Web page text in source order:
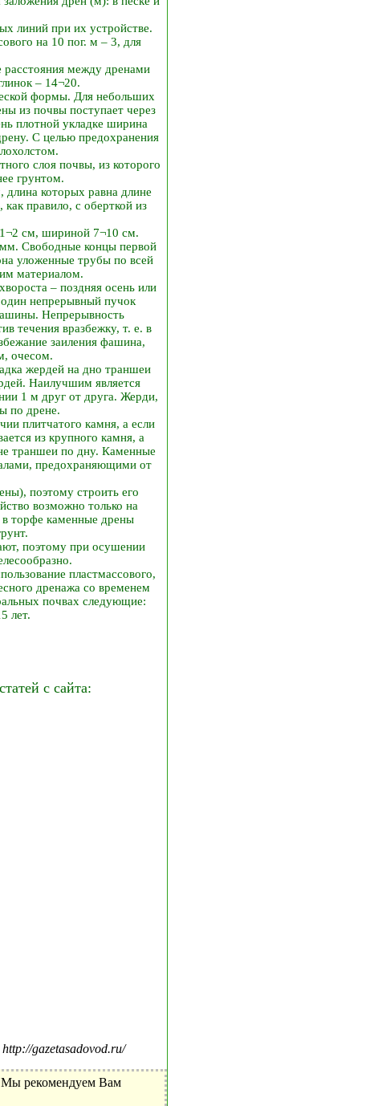
линий при их устройстве.
на 10 пог. м – 3, для
расстояния между дренами
– 14¬20.
формы. Для небольших
из почвы поступает через
плотной укладке ширина
С целью предохранения
слоя почвы, из которого
грунтом.
которых равна длине
правило, с оберткой из
см, шириной 7¬10 см.
Свободные концы первой
уложенные трубы по всей
материалом.
– поздняя осень или
один непрерывный пучок
Непрерывность
течения вразбежку, т. е. в
заиления фашина,
очесом.
жердей на дно траншеи
Наилучшим является
1 м друг от друга. Жерди,
по дрене.
плитчатого камня, а если
из крупного камня, а
траншеи по дну. Каменные
предохраняющими от
поэтому строить его
возможно только на
торфе каменные дрены
поэтому при осушении
пластмассового,
дренажа со временем
почвах следующие:
лет.
с сайта:
gazetasadovod.ru/
Мы рекомендуем Вам